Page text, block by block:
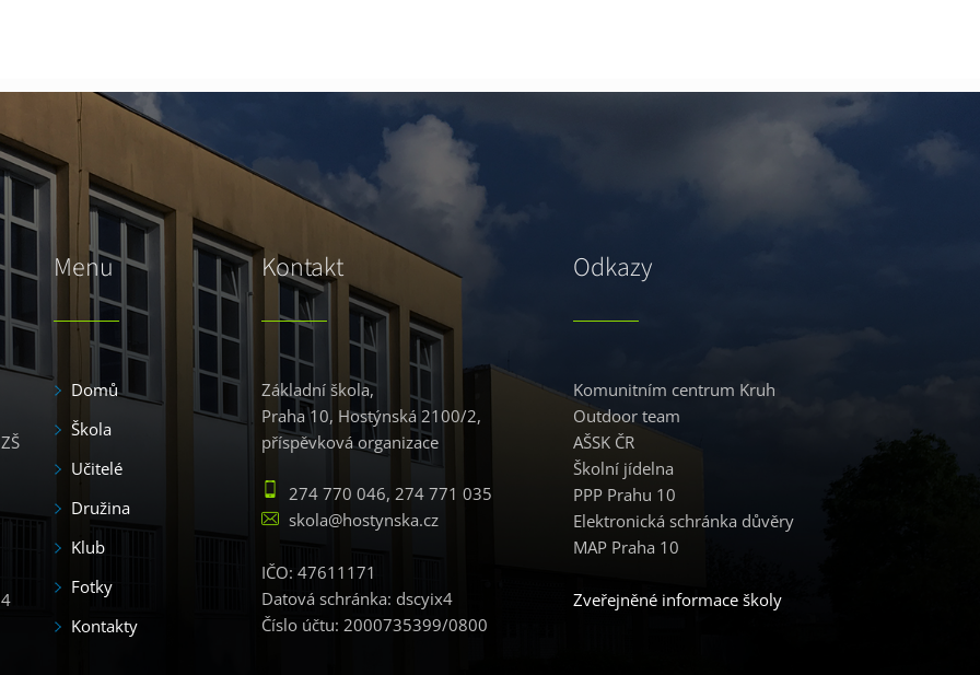
Menu
Domů
Škola
Učitelé
Družina
Klub
Fotky
Kontakty
Kontakt
Základní škola,
Praha 10, Hostýnská 2100/2,
příspěvková organizace
274 770 046, 274 771 035
skola@hostynska.cz
IČO: 47611171
Datová schránka: dscyix4
Číslo účtu: 2000735399/0800
Odkazy
Komunitním centrum Kruh
Outdoor team
AŠSK ČR
Školní jídelna
PPP Prahu 10
Elektronická schránka důvěry
MAP Praha 10
Zveřejněné informace školy